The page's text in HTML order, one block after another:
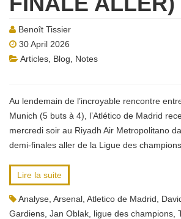
Benoît Tissier
30 April 2026
Articles Blog
Notes
Au lendemain de l’incroyable rencontre
Munich (5 buts à 4), l’Atlético de Madrid
mercredi soir au Riyadh Air Metropolitano
demi-finales aller de la Ligue des
Lire la suite
Analyse Arsenal Atletico de Madrid
Gardiens Jan Oblak ligue des champions